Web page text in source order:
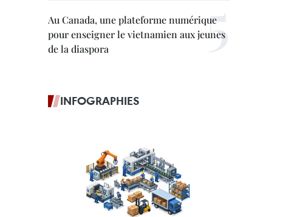
Au Canada, une plateforme numérique
pour enseigner le vietnamien aux jeunes
de la diaspora
INFOGRAPHIES